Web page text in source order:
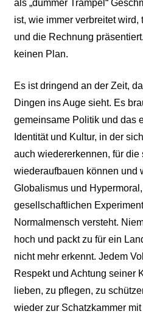
als „dummer Trampel“
ist, wie immer verbreitet
und die Rechnung
keinen Plan.
Es ist dringend an der Zeit,
Dingen ins Auge sieht. Es
gemeinsame Politik und das
Identität und Kultur, in der
auch wiedererkennen, für die
wiederaufbauen können und
Globalismus und
gesellschaftlichen
Normalmensch versteht.
hoch und packt zu für ein
nicht mehr erkennt. Jedem
Respekt und Achtung seiner
lieben, zu pflegen, zu
wieder zur Schatzkammer